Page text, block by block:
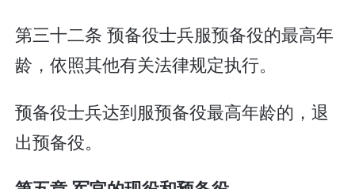
第三十二条 预备役士兵服预备役的最高年
龄，依照其他有关法律规定执行。
预备役士兵达到服预备役最高年龄的，退
出预备役。